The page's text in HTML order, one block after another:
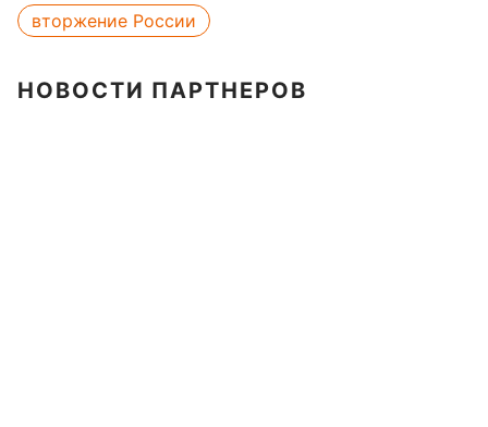
вторжение России
НОВОСТИ ПАРТНЕРОВ